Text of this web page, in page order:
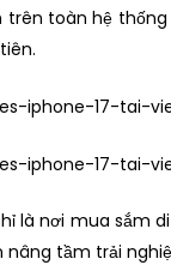
toàn hệ
là nơi mua sắm
nâng tầm trải